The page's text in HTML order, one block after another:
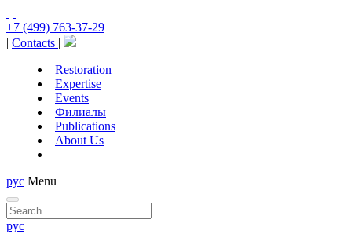
+7 (499) 763-37-29
| Contacts |
Restoration
Expertise
Events
Филиалы
Publications
About Us
рус Menu
рус